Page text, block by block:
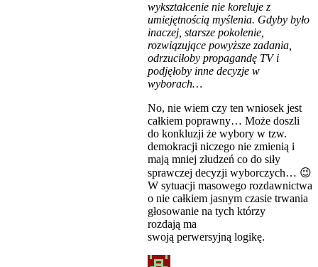
wykształcenie nie koreluje z
umiejętnością myślenia. Gdyby było
inaczej, starsze pokolenie,
rozwiązujące powyższe zadania,
odrzuciłoby propagandę TV i
podjęłoby inne decyzje w
wyborach…
No, nie wiem czy ten wniosek jest
całkiem poprawny… Może doszli
do konkluzji że wybory w tzw.
demokracji niczego nie zmienią i
mają mniej złudzeń co do siły
sprawczej decyzji wyborczych… 😉
W sytuacji masowego rozdawnictwa
o nie całkiem jasnym czasie trwania
głosowanie na tych którzy
rozdają ma
swoją perwersyjną logikę.